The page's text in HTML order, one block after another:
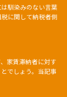
馴染みのない言葉
に関して納税者側
家賃滞納者に対す
でしょう。当記事